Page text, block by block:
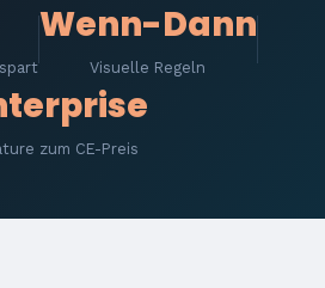
Wenn-Dann
Visuelle Regeln
zum CE-Preis